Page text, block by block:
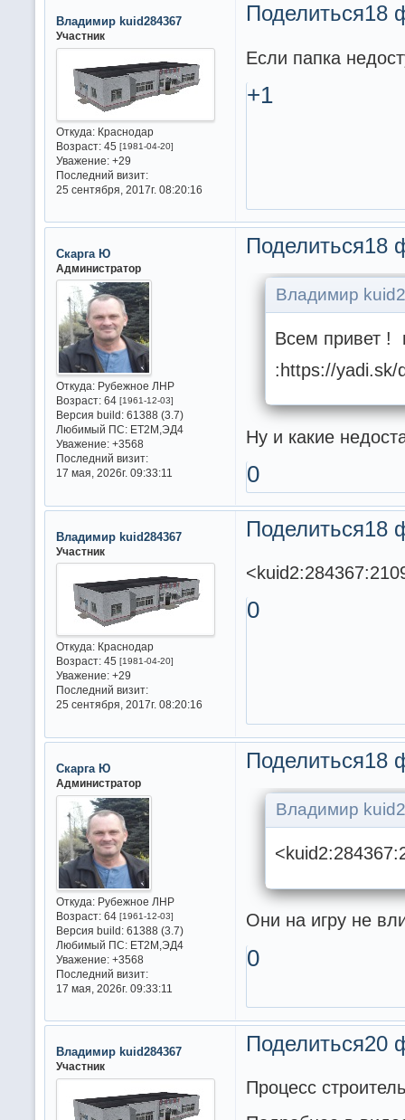
Поделиться18
Владимир kuid284367
Участник
Откуда:Краснодар
Возраст:45 [1981-04-20]
Уважение: +29
Последний визит:
25 сентября, 2017г. 08:20:16
Если папка
+1
Поделиться18
Скарга Ю
Администратор
Откуда:Рубежное ЛНР
Возраст:64 [1961-12-03]
Версия build:61388 (3.7)
Любимый ПС:ET2M,ЭД4
Уважение: +3568
Последний визит:
17 мая, 2026г. 09:33:11
Владимир
Всем привет !
:https://yadi.sk/
Ну и какие
0
Поделиться18
Владимир kuid284367
Участник
Откуда:Краснодар
Возраст:45 [1981-04-20]
Уважение: +29
Последний визит:
25 сентября, 2017г. 08:20:16
0
Поделиться18
Скарга Ю
Администратор
Откуда:Рубежное ЛНР
Возраст:64 [1961-12-03]
Версия build:61388 (3.7)
Любимый ПС:ET2M,ЭД4
Уважение: +3568
Последний визит:
17 мая, 2026г. 09:33:11
Владимир
Они на игру не
0
Поделиться20
Владимир kuid284367
Участник
Процесс